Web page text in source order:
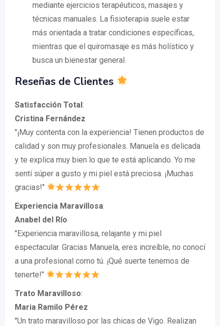
mediante ejercicios terapéuticos, masajes y
técnicas manuales. La fisioterapia suele estar
más orientada a tratar condiciones específicas,
mientras que el quiromasaje es más holístico y
busca un bienestar general.
Reseñas de Clientes
Satisfacción Total:
Cristina Fernández
"¡Muy contenta con la experiencia! Tienen productos de
calidad y son muy profesionales. Manuela es delicada
y te explica muy bien lo que te está aplicando. Yo me
sentí súper a gusto y mi piel está preciosa. ¡Muchas
gracias!"
Experiencia Maravillosa:
Anabel del Río
"Experiencia maravillosa, relajante y mi piel
espectacular. Gracias Manuela, eres increíble, no conocí
a una profesional como tú. ¡Qué suerte tenemos de
tenerte!"
Trato Maravilloso:
Maria Ramilo Pérez
"Un trato maravilloso por las chicas de Vigo. Realizan